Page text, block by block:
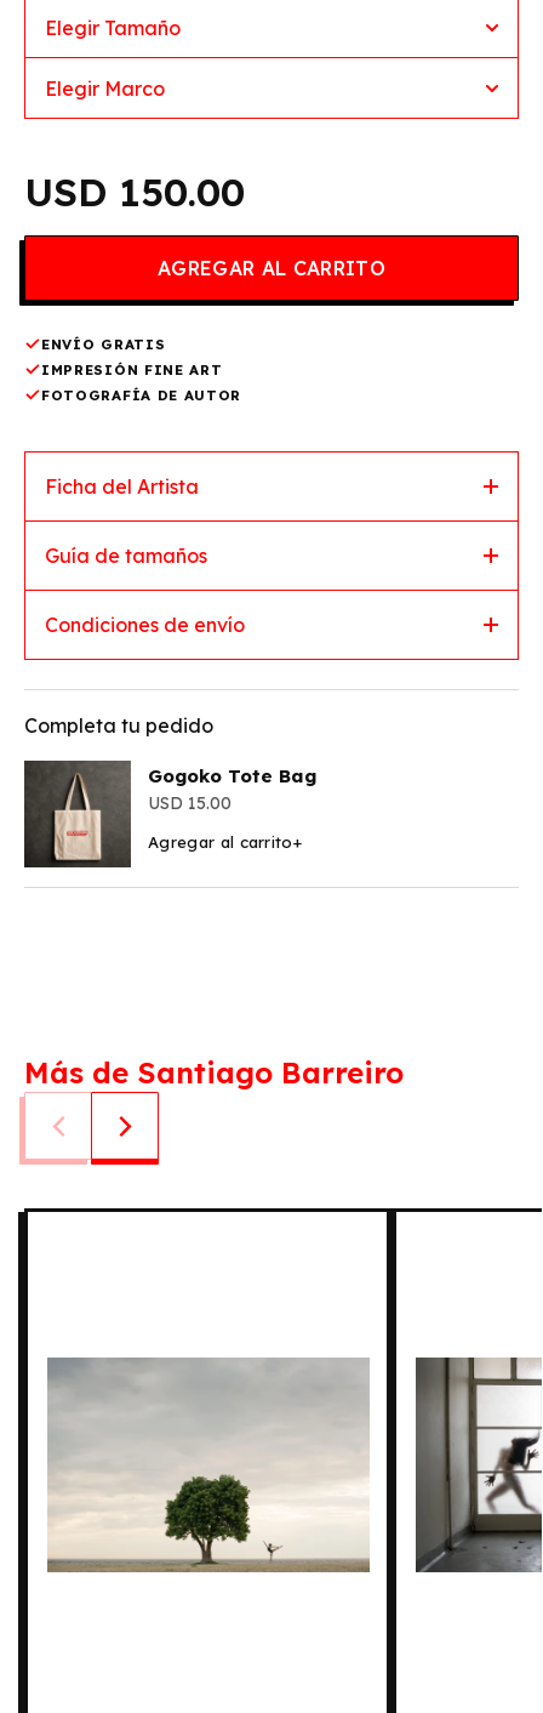
150.00
ENVÍO GRATIS
IMPRESIÓN FINE ART
FOTOGRAFÍA DE AUTOR
Ficha del Artista
Guía de tamaños
Condiciones de envío
Completa tu pedido
Gogoko Tote Bag
15.00
Agregar al carrito+
Más de Santiago Barreiro